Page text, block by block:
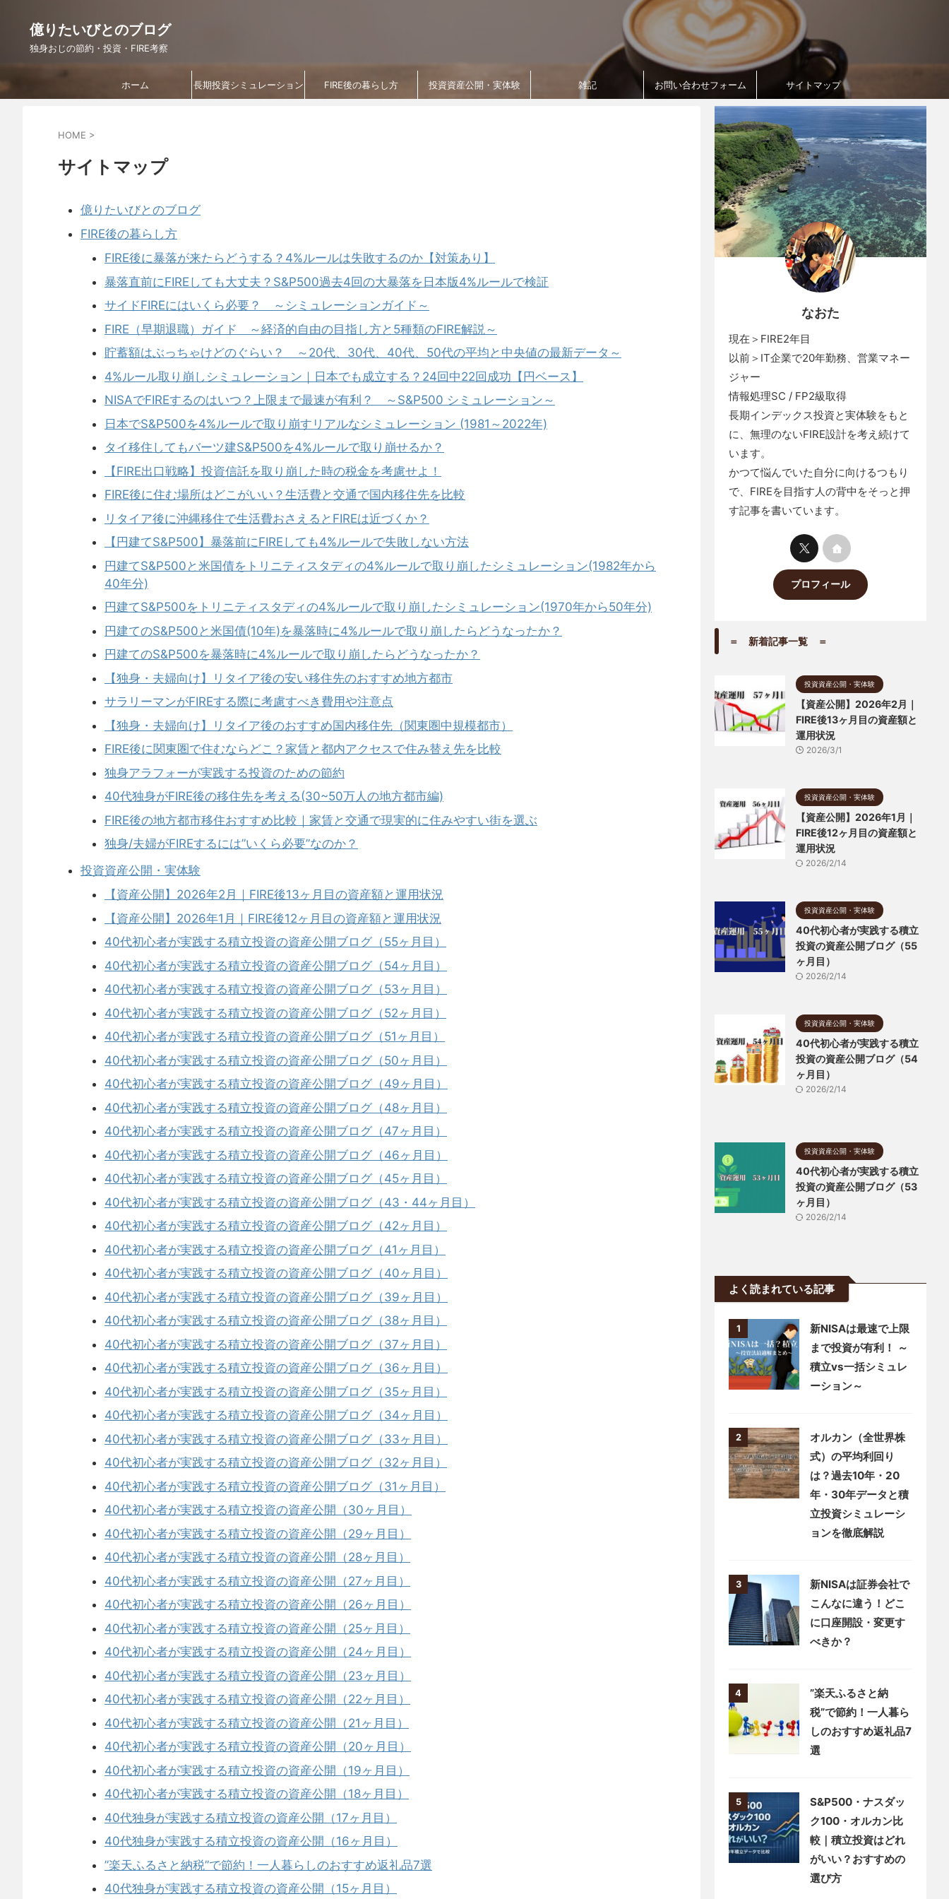
億りたいびとのブログ
独身おじの節約・投資・FIRE考察
ホーム 長期投資シミュレーション FIRE後の暮らし方 投資資産公開・実体験 雑記 お問い合わせフォーム サイトマップ
HOME >
サイトマップ
億りたいびとのブログ
FIRE後の暮らし方
FIRE後に暴落が来たらどうする？4%ルールは失敗するのか【対策あり】
暴落直前にFIREしても大丈夫？S&P500過去4回の大暴落を日本版4%ルールで検証
サイドFIREにはいくら必要？ ～シミュレーションガイド～
FIRE（早期退職）ガイド ～経済的自由の目指し方と5種類のFIRE解説～
貯蓄額はぶっちゃけどのぐらい？ ～20代、30代、40代、50代の平均と中央値の最新データ～
4%ルール取り崩しシミュレーション｜日本でも成立する？24回中22回成功【円ベース】
NISAでFIREするのはいつ？上限まで最速が有利？ ～S&P500 シミュレーション～
日本でS&P500を4%ルールで取り崩すリアルなシミュレーション (1981～2022年)
タイ移住してもバーツ建S&P500を4%ルールで取り崩せるか？
【FIRE出口戦略】投資信託を取り崩した時の税金を考慮せよ！
FIRE後に住む場所はどこがいい？生活費と交通で国内移住先を比較
リタイア後に沖縄移住で生活費おさえるとFIREは近づくか？
【円建てS&P500】暴落前にFIREしても4%ルールで失敗しない方法
円建てS&P500と米国債をトリニティスタディの4%ルールで取り崩したシミュレーション(1982年から
40年分)
円建てS&P500をトリニティスタディの4%ルールで取り崩したシミュレーション(1970年から50年分)
円建てのS&P500と米国債(10年)を暴落時に4%ルールで取り崩したらどうなったか？
円建てのS&P500を暴落時に4%ルールで取り崩したらどうなったか？
【独身・夫婦向け】リタイア後の安い移住先のおすすめ地方都市
サラリーマンがFIREする際に考慮すべき費用や注意点
【独身・夫婦向け】リタイア後のおすすめ国内移住先（関東圏中規模都市）
FIRE後に関東圏で住むならどこ？家賃と都内アクセスで住み替え先を比較
独身アラフォーが実践する投資のための節約
40代独身がFIRE後の移住先を考える(30~50万人の地方都市編)
FIRE後の地方都市移住おすすめ比較｜家賃と交通で現実的に住みやすい街を選ぶ
独身/夫婦がFIREするには”いくら必要”なのか？
投資資産公開・実体験
【資産公開】2026年2月｜FIRE後13ヶ月目の資産額と運用状況
【資産公開】2026年1月｜FIRE後12ヶ月目の資産額と運用状況
40代初心者が実践する積立投資の資産公開ブログ（55ヶ月目）
40代初心者が実践する積立投資の資産公開ブログ（54ヶ月目）
40代初心者が実践する積立投資の資産公開ブログ（53ヶ月目）
40代初心者が実践する積立投資の資産公開ブログ（52ヶ月目）
40代初心者が実践する積立投資の資産公開ブログ（51ヶ月目）
40代初心者が実践する積立投資の資産公開ブログ（50ヶ月目）
40代初心者が実践する積立投資の資産公開ブログ（49ヶ月目）
40代初心者が実践する積立投資の資産公開ブログ（48ヶ月目）
40代初心者が実践する積立投資の資産公開ブログ（47ヶ月目）
40代初心者が実践する積立投資の資産公開ブログ（46ヶ月目）
40代初心者が実践する積立投資の資産公開ブログ（45ヶ月目）
40代初心者が実践する積立投資の資産公開ブログ（43・44ヶ月目）
40代初心者が実践する積立投資の資産公開ブログ（42ヶ月目）
40代初心者が実践する積立投資の資産公開ブログ（41ヶ月目）
40代初心者が実践する積立投資の資産公開ブログ（40ヶ月目）
40代初心者が実践する積立投資の資産公開ブログ（39ヶ月目）
40代初心者が実践する積立投資の資産公開ブログ（38ヶ月目）
40代初心者が実践する積立投資の資産公開ブログ（37ヶ月目）
40代初心者が実践する積立投資の資産公開ブログ（36ヶ月目）
40代初心者が実践する積立投資の資産公開ブログ（35ヶ月目）
40代初心者が実践する積立投資の資産公開ブログ（34ヶ月目）
40代初心者が実践する積立投資の資産公開ブログ（33ヶ月目）
40代初心者が実践する積立投資の資産公開ブログ（32ヶ月目）
40代初心者が実践する積立投資の資産公開ブログ（31ヶ月目）
40代初心者が実践する積立投資の資産公開（30ヶ月目）
40代初心者が実践する積立投資の資産公開（29ヶ月目）
40代初心者が実践する積立投資の資産公開（28ヶ月目）
40代初心者が実践する積立投資の資産公開（27ヶ月目）
40代初心者が実践する積立投資の資産公開（26ヶ月目）
40代初心者が実践する積立投資の資産公開（25ヶ月目）
40代初心者が実践する積立投資の資産公開（24ヶ月目）
40代初心者が実践する積立投資の資産公開（23ヶ月目）
40代初心者が実践する積立投資の資産公開（22ヶ月目）
40代初心者が実践する積立投資の資産公開（21ヶ月目）
40代初心者が実践する積立投資の資産公開（20ヶ月目）
40代初心者が実践する積立投資の資産公開（19ヶ月目）
40代初心者が実践する積立投資の資産公開（18ヶ月目）
40代独身が実践する積立投資の資産公開（17ヶ月目）
40代独身が実践する積立投資の資産公開（16ヶ月目）
”楽天ふるさと納税”で節約！一人暮らしのおすすめ返礼品7選
40代独身が実践する積立投資の資産公開（15ヶ月目）
なおた
現在＞FIRE2年目
以前＞IT企業で20年勤務、営業マネー
ジャー
情報処理SC / FP2級取得
長期インデックス投資と実体験をもと
に、無理のないFIRE設計を考え続けて
います。
かつて悩んでいた自分に向けるつもり
で、FIREを目指す人の背中をそっと押
す記事を書いています。
プロフィール
＝ 新着記事一覧 ＝
投資資産公開・実体験
【資産公開】2026年2月｜
FIRE後13ヶ月目の資産額と
運用状況
2026/3/1
投資資産公開・実体験
【資産公開】2026年1月｜
FIRE後12ヶ月目の資産額と
運用状況
2026/2/14
投資資産公開・実体験
40代初心者が実践する積立
投資の資産公開ブログ（55
ヶ月目）
2026/2/14
投資資産公開・実体験
40代初心者が実践する積立
投資の資産公開ブログ（54
ヶ月目）
2026/2/14
40代初心者が実践する積立
投資の資産公開ブログ（53
ヶ月目）
2026/2/14
よく読まれている記事
1
新NISAは最速で上限
まで投資が有利！ ～
積立vs一括シミュレ
ーション～
オルカン（全世界株
は？過去10年・20
年・30年データと積
立投資シミュレーシ
ョンを徹底解説
3
新NISAは証券会社で
こんなに違う！どこ
に口座開設・変更す
べきか？
4
”楽天ふるさと納
税”で節約！一人暮ら
しのおすすめ返礼品7
選